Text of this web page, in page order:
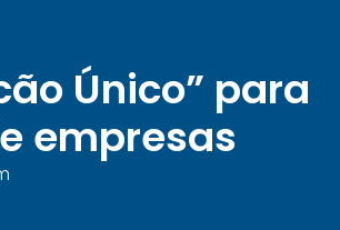
Único” para
empresas